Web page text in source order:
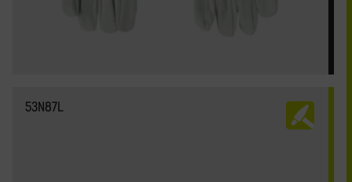
53N87L